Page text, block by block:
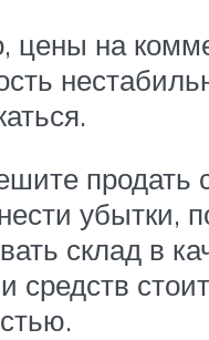
цены на
продать
убытки,
склад в
средств